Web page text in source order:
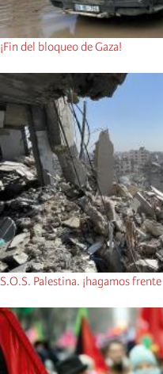
¡Fin del bloqueo de Gaza!
S.O.S. Palestina. ¡hagamos